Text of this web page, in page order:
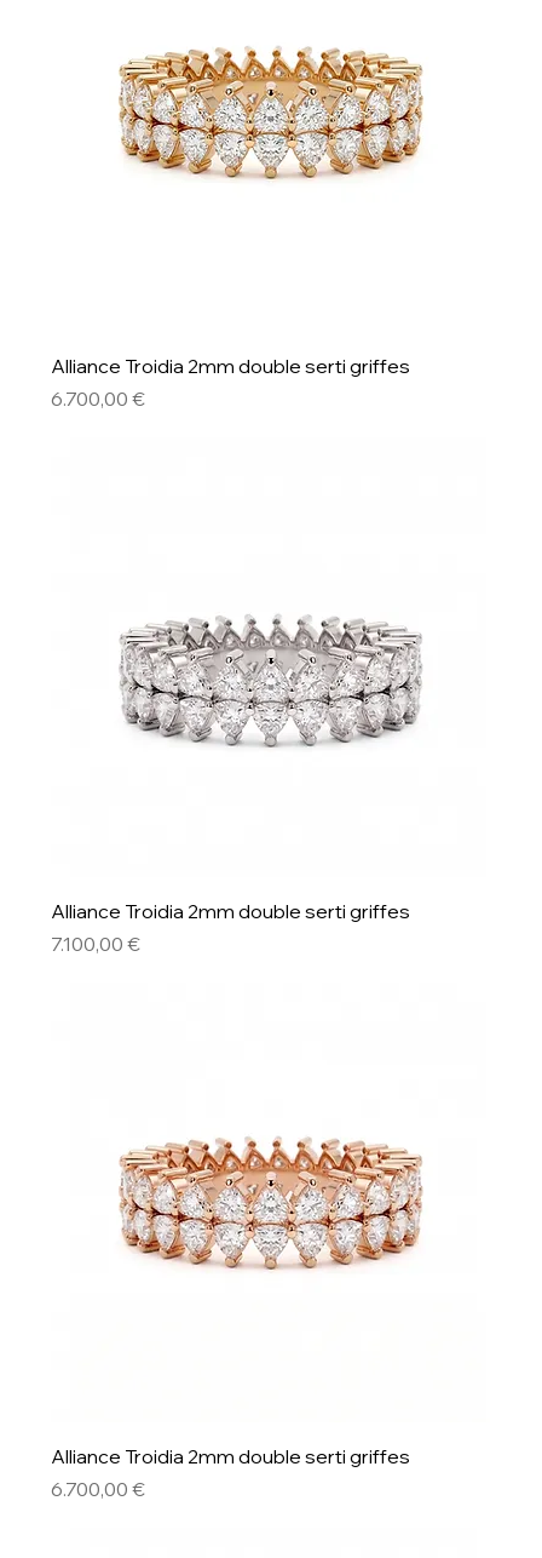
Alliance Troidia 2mm double serti griffes
Preis
6.700,00 €
Alliance Troidia 2mm double serti griffes
Preis
7.100,00 €
Alliance Troidia 2mm double serti griffes
Preis
6.700,00 €